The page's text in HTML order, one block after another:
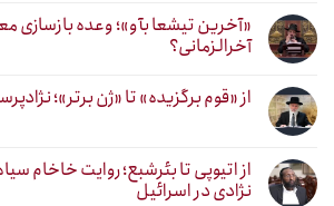
«آخرین تیشعا بآو»؛ وعده بازسازی
آخرالزمانی؟
از «قوم برگزیده» تا «ژن برتر»؛
از اتیوپی تا بئرشبع؛ روایت خاخام
نژادی در اسرائیل